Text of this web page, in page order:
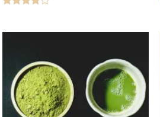
Lisa
lemmikuks